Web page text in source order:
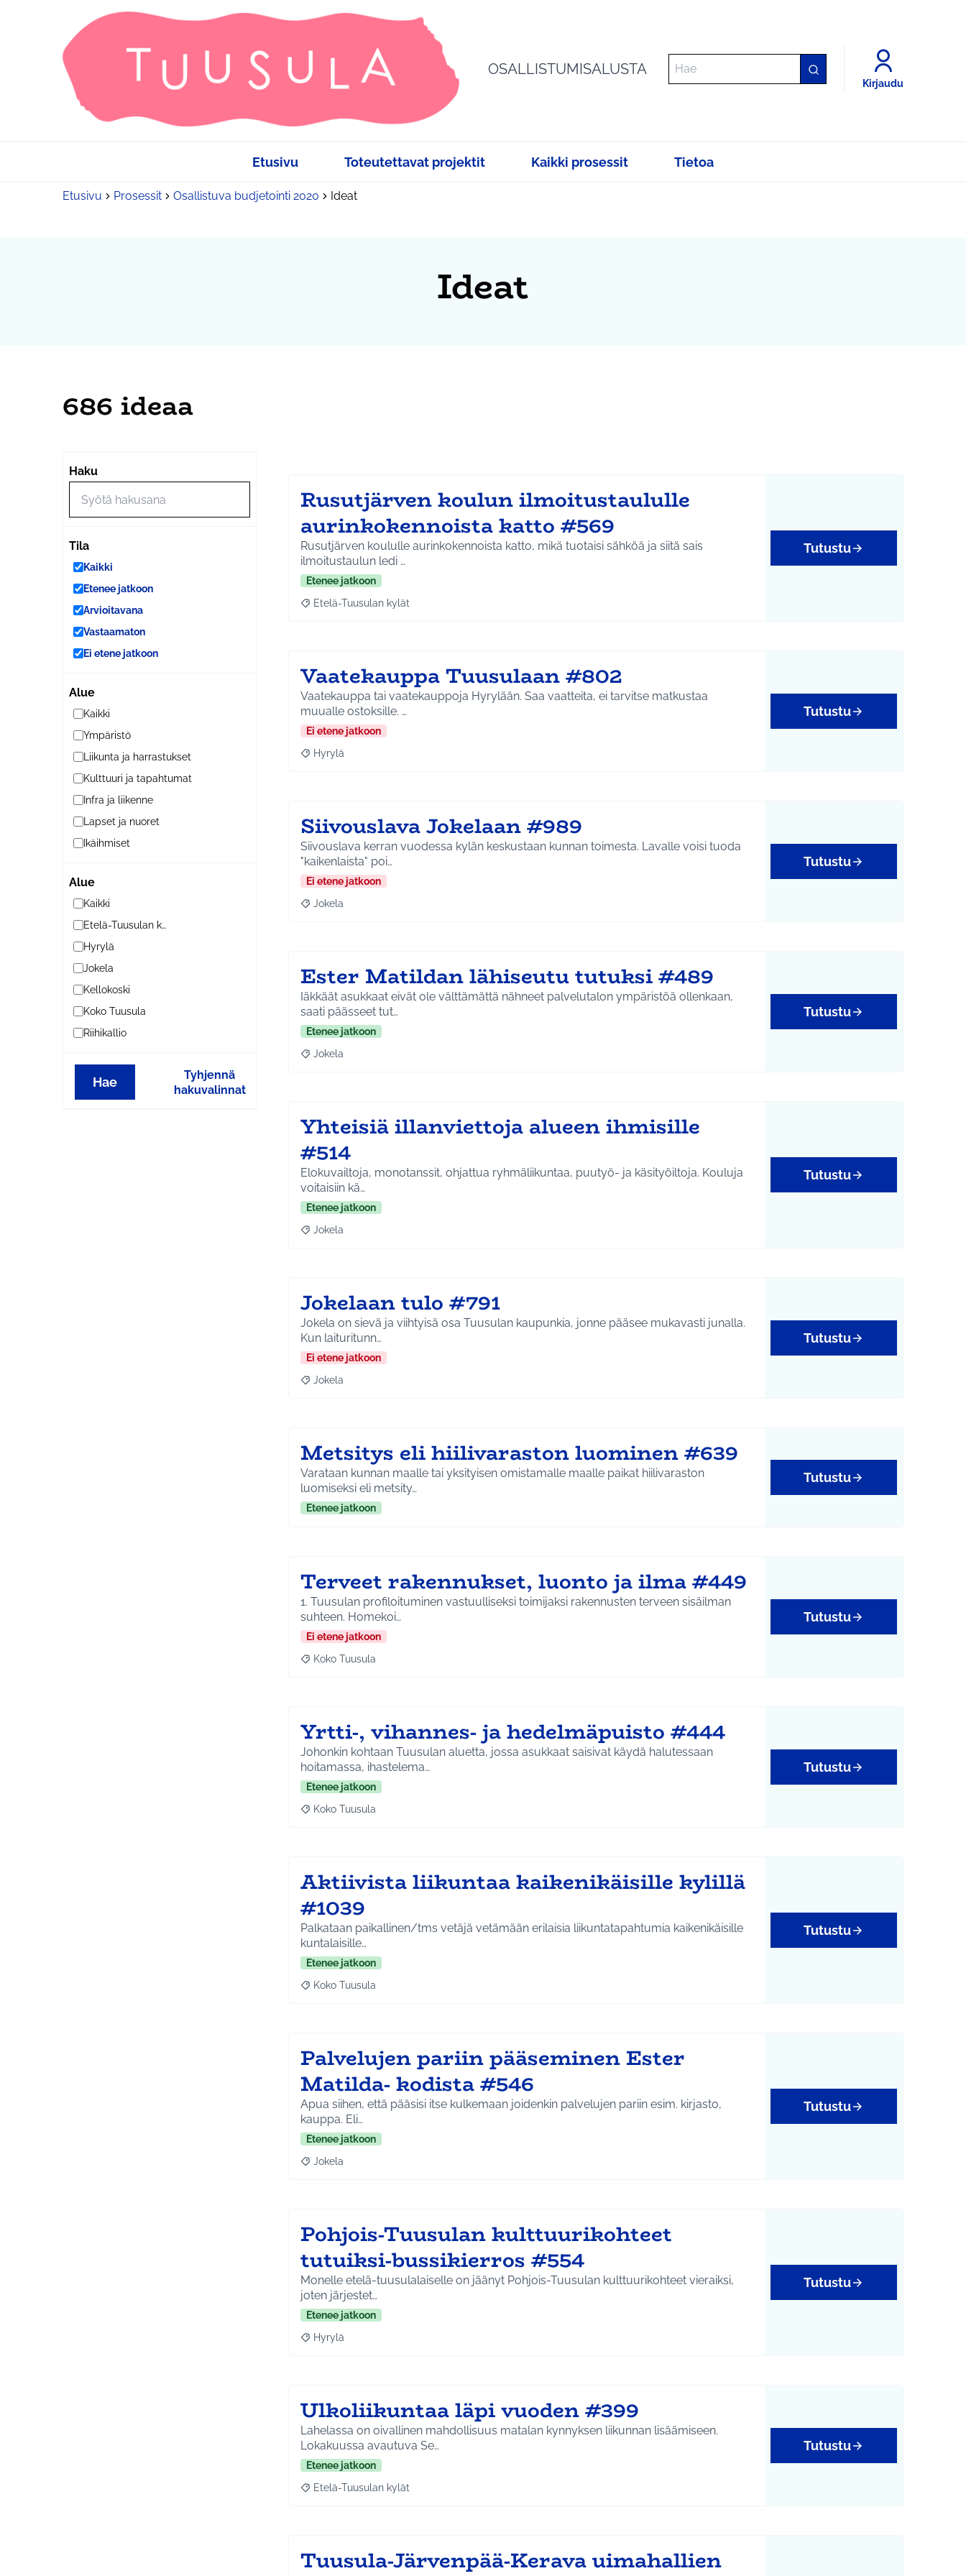
OSALLISTUMISALUSTA
Kirjaudu
Etusivu Toteutettavat projektit Kaikki prosessit Tietoa
Etusivu Prosessit Osallistuva budjetointi 2020 Ideat
Ideat
686 ideaa
Haku
Tila
Kaikki
Etenee jatkoon
Arvioitavana
Vastaamaton
Ei etene jatkoon
Alue
Kaikki
Ympäristö
Liikunta ja harrastukset
Kulttuuri ja tapahtumat
Infra ja liikenne
Lapset ja nuoret
Ikäihmiset
Alue
Kaikki
Etelä-Tuusulan kylät
Hyrylä
Jokela
Kellokoski
Koko Tuusula
Riihikallio
Hae
Tyhjennä
hakuvalinnat
−
Rusutjärven koulun ilmoitustaululle
aurinkokennoista katto #569
Rusutjärven koululle aurinkokennoista katto, mikä tuotaisi sähköä ja siitä sais
ilmoitustaulun ledi …
Etenee jatkoon
Rajaa tulokset aihepiirin mukaan: Etelä-Tuusulan kylät
Etelä-Tuusulan kylät
Tutustu
Vaatekauppa Tuusulaan #802
Vaatekauppa tai vaatekauppoja Hyrylään. Saa vaatteita, ei tarvitse matkustaa
muualle ostoksille. …
Ei etene jatkoon
Rajaa tulokset aihepiirin mukaan: Hyrylä
Hyrylä
Tutustu
Siivouslava Jokelaan #989
Siivouslava kerran vuodessa kylän keskustaan kunnan toimesta. Lavalle voisi tuoda
"kaikenlaista" poi…
Ei etene jatkoon
Rajaa tulokset aihepiirin mukaan: Jokela
Jokela
Tutustu
Ester Matildan lähiseutu tutuksi #489
Iäkkäät asukkaat eivät ole välttämättä nähneet palvelutalon ympäristöä ollenkaan,
saati päässeet tut…
Etenee jatkoon
Rajaa tulokset aihepiirin mukaan: Jokela
Jokela
Tutustu
Yhteisiä illanviettoja alueen ihmisille
#514
Elokuvailtoja, monotanssit, ohjattua ryhmäliikuntaa, puutyö- ja käsityöiltoja. Kouluja
voitaisiin kä…
Etenee jatkoon
Rajaa tulokset aihepiirin mukaan: Jokela
Jokela
Tutustu
Jokelaan tulo #791
Jokela on sievä ja viihtyisä osa Tuusulan kaupunkia, jonne pääsee mukavasti junalla.
Kun laituritunn…
Ei etene jatkoon
Rajaa tulokset aihepiirin mukaan: Jokela
Jokela
Tutustu
Metsitys eli hiilivaraston luominen #639
Varataan kunnan maalle tai yksityisen omistamalle maalle paikat hiilivaraston
luomiseksi eli metsity…
Etenee jatkoon
Tutustu
Terveet rakennukset, luonto ja ilma #449
1. Tuusulan profiloituminen vastuulliseksi toimijaksi rakennusten terveen sisäilman
suhteen. Homekoi…
Ei etene jatkoon
Rajaa tulokset aihepiirin mukaan: Koko Tuusula
Koko Tuusula
Tutustu
Yrtti-, vihannes- ja hedelmäpuisto #444
Johonkin kohtaan Tuusulan aluetta, jossa asukkaat saisivat käydä halutessaan
hoitamassa, ihastelema…
Etenee jatkoon
Rajaa tulokset aihepiirin mukaan: Koko Tuusula
Koko Tuusula
Tutustu
Aktiivista liikuntaa kaikenikäisille kylillä
#1039
Palkataan paikallinen/tms vetäjä vetämään erilaisia liikuntatapahtumia kaikenikäisille
kuntalaisille…
Etenee jatkoon
Rajaa tulokset aihepiirin mukaan: Koko Tuusula
Koko Tuusula
Tutustu
Palvelujen pariin pääseminen Ester
Matilda- kodista #546
Apua siihen, että pääsisi itse kulkemaan joidenkin palvelujen pariin esim. kirjasto,
kauppa. Eli…
Etenee jatkoon
Rajaa tulokset aihepiirin mukaan: Jokela
Jokela
Tutustu
Pohjois-Tuusulan kulttuurikohteet
tutuiksi-bussikierros #554
Monelle etelä-tuusulalaiselle on jäänyt Pohjois-Tuusulan kulttuurikohteet vieraiksi,
joten järjestet…
Etenee jatkoon
Rajaa tulokset aihepiirin mukaan: Hyrylä
Hyrylä
Tutustu
Ulkoliikuntaa läpi vuoden #399
Lahelassa on oivallinen mahdollisuus matalan kynnyksen liikunnan lisäämiseen.
Lokakuussa avautuva Se…
Etenee jatkoon
Rajaa tulokset aihepiirin mukaan: Etelä-Tuusulan kylät
Etelä-Tuusulan kylät
Tutustu
Tuusula-Järvenpää-Kerava uimahallien